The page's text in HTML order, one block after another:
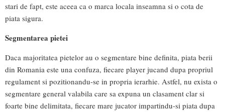
stari de fapt, este aceea ca o marca locala inseamna si o cota de
piata sigura.
Segmentarea pietei
Daca majoritatea pietelor au o segmentare bine definita, piata berii
din Romania este una confuza, fiecare player jucand dupa propriul
regulament si pozitionandu-se in propria ierarhie. Astfel, nu exista o
segmentare general valabila care sa expuna un clasament clar si
foarte bine delimitata, fiecare mare jucator impartindu-si piata dupa